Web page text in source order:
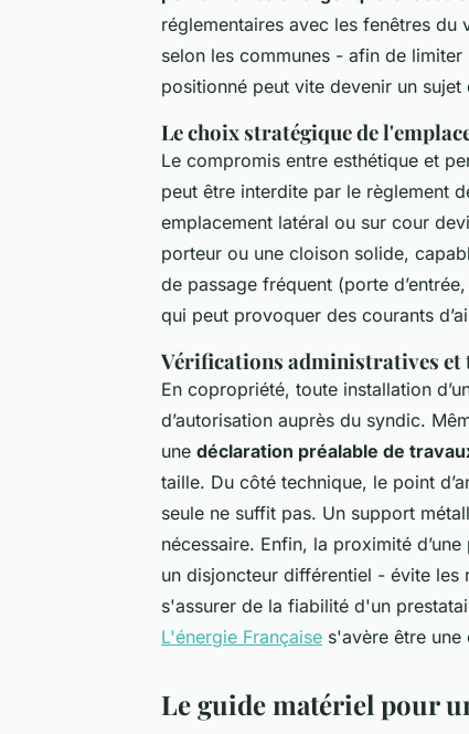
réglementaires avec les fenêtres
selon les communes - afin de
positionné peut vite devenir un sujet
Le choix stratégique de
Le compromis entre esthétique et
peut être interdite par le règlement
emplacement latéral ou sur cour
porteur ou une cloison solide,
de passage fréquent (porte
qui peut provoquer des courants
Vérifications administratives et
En copropriété, toute installation
d’autorisation auprès du syndic.
une déclaration préalable de
taille. Du côté technique, le point
seule ne suffit pas. Un support
nécessaire. Enfin, la proximité
un disjoncteur différentiel - évite les
s'assurer de la fiabilité d'un
L'énergie Française s'avère être une
Le guide matériel pour